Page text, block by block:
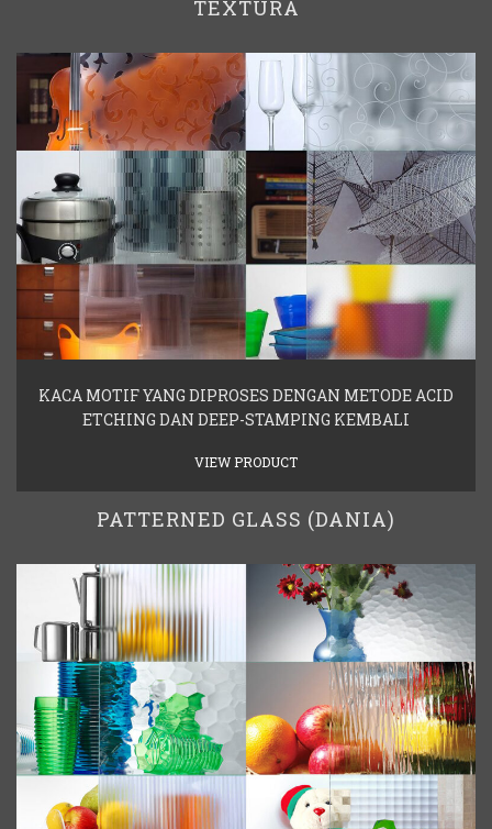
TEXTURA
KACA MOTIF YANG DIPROSES DENGAN METODE ACID
ETCHING DAN DEEP-STAMPING KEMBALI
VIEW PRODUCT
PATTERNED GLASS (DANIA)